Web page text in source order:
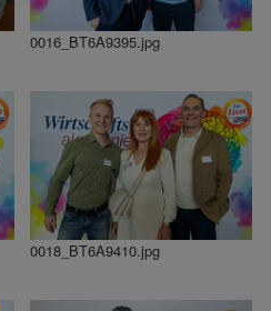
0016_BT6A9395.jpg
0018_BT6A9410.jpg